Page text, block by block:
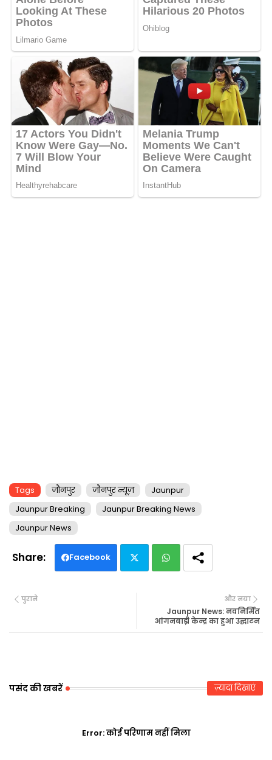
Tags जौनपुर जौनपुर न्यूज़
Jaunpur
Jaunpur Breaking
Jaunpur Breaking News
Jaunpur News
Facebook
ats
और नया
Jaunpur News: नवनिर्मित
आंगनबाड़ी केन्द्र का हुआ उद्घाटन
पुराने
पसंद की खबरें ज़्यादा दिखाएं
Error:कोई परिणाम नहीं मिला